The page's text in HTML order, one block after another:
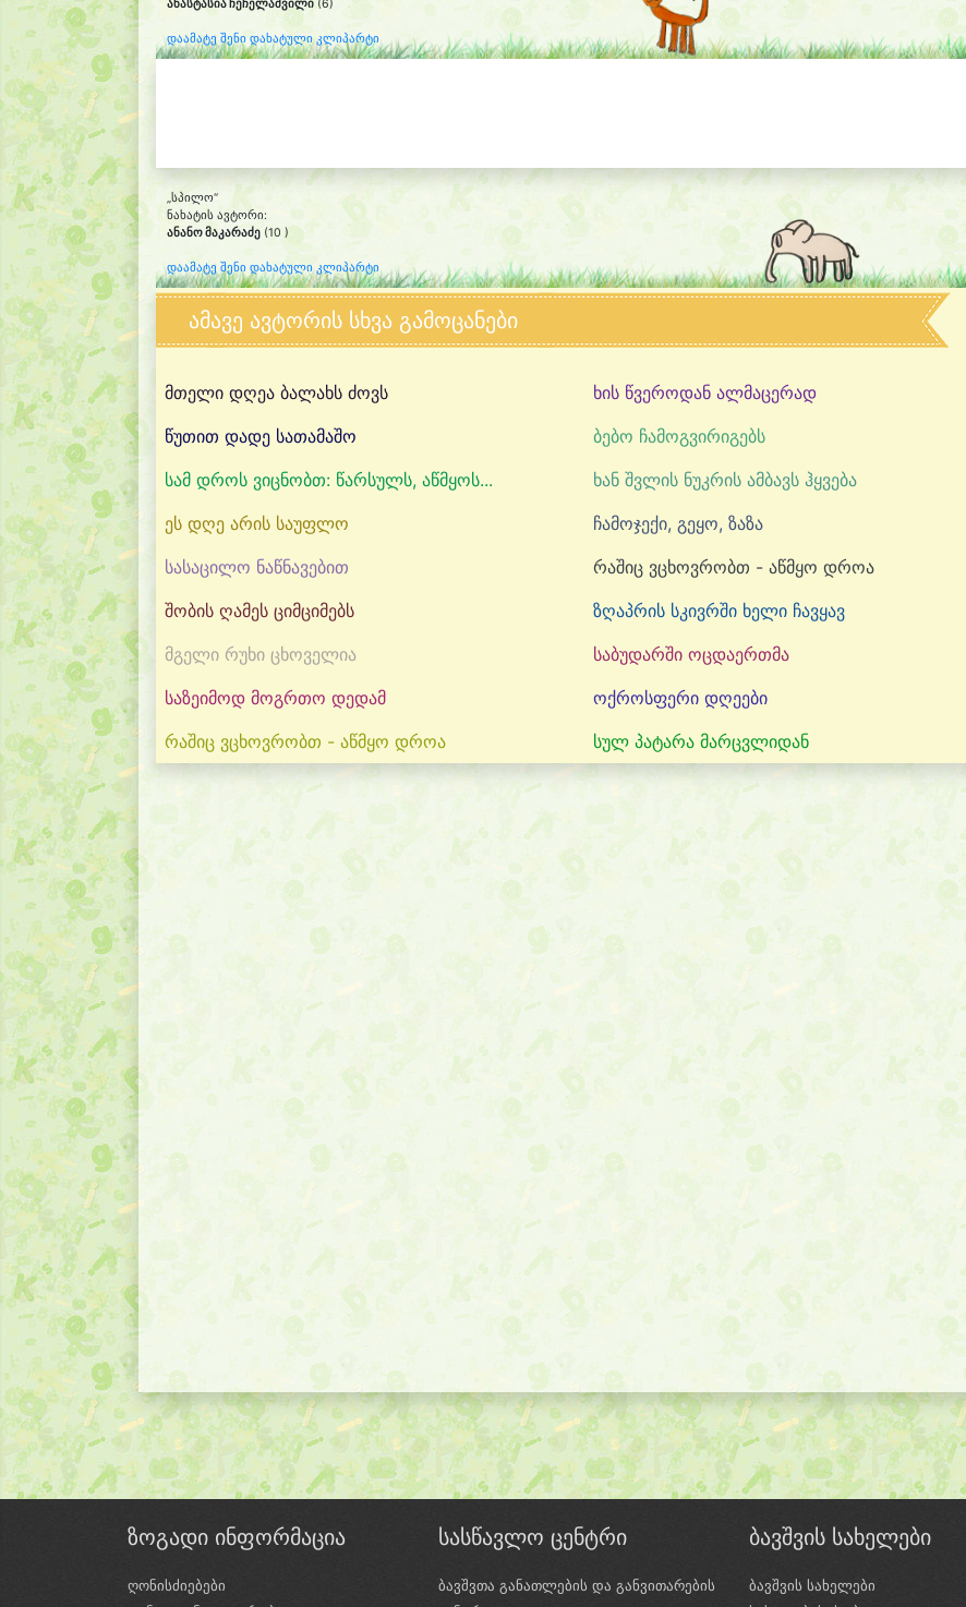
ანასტასია ჩეჩელაშვილი (6)
დაამატე შენი დახატული კლიპარტი
„სპილო“
ნახატის ავტორი:
ანანო მაკარაძე (10 )
დაამატე შენი დახატული კლიპარტი
ამავე ავტორის სხვა გამოცანები
მთელი დღეა ბალახს ძოვს
ხის წვეროდან ალმაცერად
წუთით დადე სათამაშო
ბებო ჩამოგვირიგებს
სამ დროს ვიცნობთ: წარსულს, აწმყოს...
ხან შვლის ნუკრის ამბავს ჰყვება
ეს დღე არის საუფლო
ჩამოჯექი, გეყო, ზაზა
სასაცილო ნაწნავებით
რაშიც ვცხოვრობთ - აწმყო დროა
შობის ღამეს ციმციმებს
ზღაპრის სკივრში ხელი ჩავყავ
მგელი რუხი ცხოველია
საბუდარში ოცდაერთმა
საზეიმოდ მოგრთო დედამ
ოქროსფერი დღეები
რაშიც ვცხოვრობთ - აწმყო დროა
სულ პატარა მარცვლიდან
ზოგადი ინფორმაცია
ღონისძიებები
სასწავლო ცენტრი
ბავშვთა განათლების და განვითარების
ბავშვის სახელები
ბავშვის სახელები